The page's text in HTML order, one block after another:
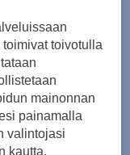
toivotulla
mainonnan
painamalla
valintojasi
kautta.